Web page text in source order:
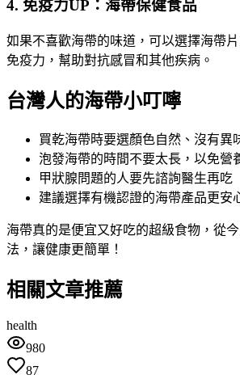
4. 免疫力UP：海帶保健食品
如果不喜歡海帶的味道，可以選擇海帶
免疫力，幫助對抗感冒和其他疾病。
台灣人的海帶小叮嚀
買乾海帶時要選顏色自然、沒有異
泡發海帶的時間不要太長，以免營
甲狀腺問題的人要先諮詢醫生再吃
建議選擇有機認證的海帶產品更安
海帶真的是便宜又好吃的超級食物，從
法，讓健康更簡單！
相關文章推薦
health
980
87